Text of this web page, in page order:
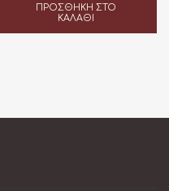
ΠΡΟΣΘΉΚΗ ΣΤΟ
ΚΑΛΆΘΙ